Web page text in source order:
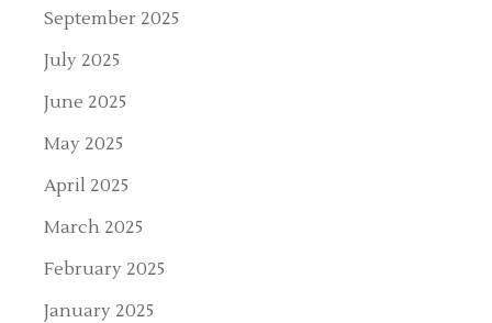
September 2025
July 2025
June 2025
May 2025
April 2025
March 2025
February 2025
January 2025